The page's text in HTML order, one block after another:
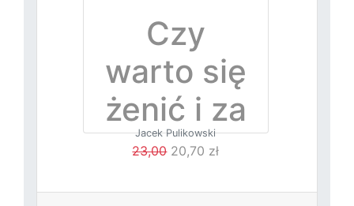
Czy
warto się
żenić i za
mąż
wychodzi
Jacek Pulikowski
23,0020,70 zł